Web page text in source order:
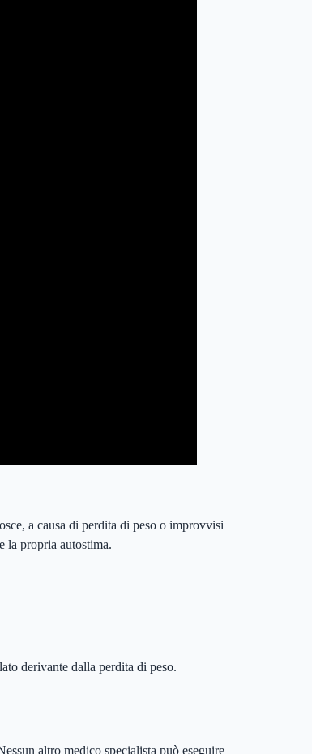
a causa di perdita di peso o improvvisi
la propria autostima.
derivante dalla perdita di peso.
altro medico specialista può eseguire